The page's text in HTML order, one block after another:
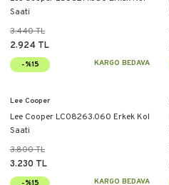
Saati
3.440 TL
2.924 TL
-%15 KARGO BEDAVA
Lee Cooper
Lee Cooper LC08263.060 Erkek Kol
Saati
3.800 TL
3.230 TL
-%15 KARGO BEDAVA